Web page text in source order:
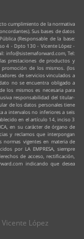
cumplimiento de la normativa
Sus bases de datos
(Responsable de la base:
4 - Dpto 130 - Vicente López -
info@sistemaforward.com, Tel:
prestaciones de productos y
promoción de los mismos. (los
de servicios vinculados a
dato no se encuentra obligado a
los mismos es necesaria para
responsabilidad del titular-
de los datos personales tiene
a intervalos no inferiores a seis
en el artículo 14, inciso 3
en su carácter de órgano de
y reclamos que interpongan
vigentes en materia de
por LA EMPRESA, siempre
de acceso, rectificación,
indicando que desea
López